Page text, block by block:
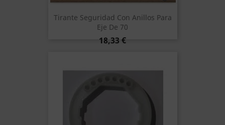
Tirante Seguridad Con Anillos Para
Eje De 70
Precio
18,33 €